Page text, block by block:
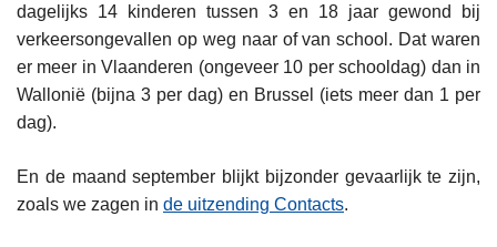
dagelijks 14 kinderen tussen 3 en 18 jaar gewond bij
verkeersongevallen op weg naar of van school. Dat waren
er meer in Vlaanderen (ongeveer 10 per schooldag) dan in
Wallonië (bijna 3 per dag) en Brussel (iets meer dan 1 per
dag).
En de maand september blijkt bijzonder gevaarlijk te zijn,
zoals we zagen in de uitzending Contacts.